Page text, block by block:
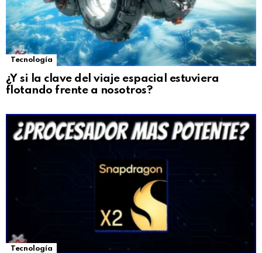
Tecnología
¿Y si la clave del viaje espacial estuviera
flotando frente a nosotros?
Tecnología